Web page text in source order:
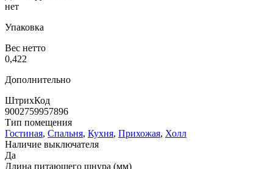
нет
Упаковка
Вес нетто
0,422
Дополнительно
ШтрихКод
9002759957896
Тип помещения
Гостиная, Спальня, Кухня, Прихожая, Холл
Наличие выключателя
Да
Длина питающего шнура (мм)